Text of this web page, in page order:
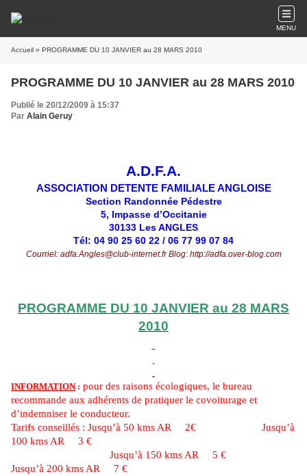
MENU
Accueil » PROGRAMME DU 10 JANVIER au 28 MARS 2010
PROGRAMME DU 10 JANVIER au 28 MARS 2010
Publié le 20/12/2009 à 15:37
Par Alain Geruy
A.D.F.A.
ASSOCIATION DETENTE FAMILIALE ANGLOISE
Section Randonnée Pédestre
5, Impasse d’Occitanie
30133 Les ANGLES
Tél: 04 90 25 60 22 / 06 77 99 07 84
Courriel: adfa.Angles@club-internet.fr Blog: http://adfa.over-blog.com
PROGRAMME DU 10 JANVIER au 28 MARS
2010
INFORMATION: pour des raisons écologiques, le bureau
recommande aux adhérents de pratiquer le covoiturage et
d’indemniser le conducteur.
Tarifs conseillés : Jusqu’à 50 kms AR
2€
Jusqu’à
100 kms AR
3 €
Jusqu’à 150 kms AR
5 €
Jusqu’à 200 kms AR
7 €